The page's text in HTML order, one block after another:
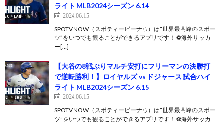
ライト MLB2024シーズン 6.14
2024.06.15
SPOTV NOW（スポティービーナウ）は”世界最高峰のスポー
ツ”をいつでも観ることができるアプリです！ ⚽️海外サッカ
ー[…]
【大谷の8戦ぶりマルチ安打にフリーマンの決勝打
で逆転勝利！】ロイヤルズ vs ドジャース 試合ハイ
ライト MLB2024シーズン 6.15
2024.06.15
SPOTV NOW（スポティービーナウ）は”世界最高峰のスポー
ツ”をいつでも観ることができるアプリです！ ⚽️海外サッカ